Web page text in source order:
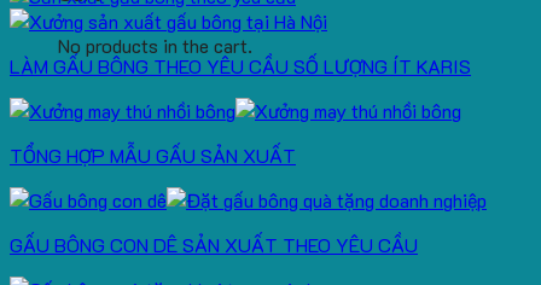
No products in the cart.
LÀM GẤU BÔNG THEO YÊU CẦU SỐ LƯỢNG ÍT KARIS
TỔNG HỢP MẪU GẤU SẢN XUẤT
GẤU BÔNG CON DÊ SẢN XUẤT THEO YÊU CẦU